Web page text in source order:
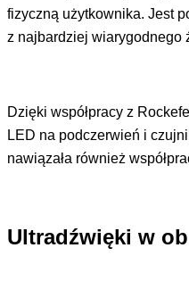
fizyczną użytkownika. Jest
z najbardziej wiarygodnego
Dzięki współpracy z
LED na podczerwień i
nawiązała również
Ultradźwięki w